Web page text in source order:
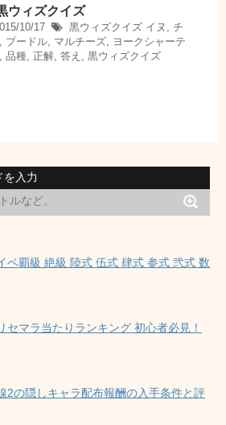
ウィズクイズ
10/17 黒ウィズクイズ イヌ
チ
プードル マルチーズ
ヨークシャーテ
品種 正解 答え 黒ウィズクイズ
を入力
ベ覇級 絶級 陸式 伍式 肆式 参式 弐式 数
セマラ当たりランキング 初心者必見！
2の隠しキャラ配布報酬の入手条件と評